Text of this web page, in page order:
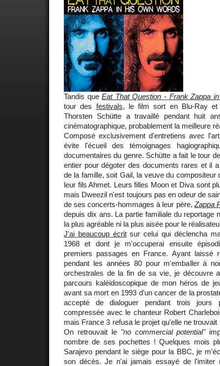
Tandis queEat That Question - Frank Zappa
tour des festivals, le film sort en Blu-Ray
Thorsten Schütte a travaillé pendant huit
cinématographique, probablement la meilleure
Composé exclusivement d'entretiens avec
évite l'écueil des témoignages
documentaires du genre. Schütte a fait le tour
entier pour dégoter des documents rares et il
de la famille, soit Gail, la veuve du compositeur
leur fils Ahmet. Leurs filles Moon et Diva sont
mais Dweezil n'est toujours pas en odeur de
de ses concerts-hommages à leur père, Zappa
depuis dix ans. La partie familiale du reportage
la plus agréable ni la plus aisée pour le
J'ai beaucoup écritsur celui qui déclencha
1968 et dont je m'occuperai ensuite
premiers passages en France. Ayant laissé
pendant les années 80 pour m'emballer à
orchestrales de la fin de sa vie, je découvre
parcours kaléidoscopique de mon héros de
avant sa mort en 1993 d'un cancer de la
accepté de dialoguer pendant trois jours
compressée avec le chanteur Robert
mais France 3 refusa le projet qu'elle ne
On retrouvait le "no commercial potential"
nombre de ses pochettes ! Quelques mois
Sarajevo pendant le siège pour la BBC, je
son décès. Je n'ai jamais essayé de l'imiter